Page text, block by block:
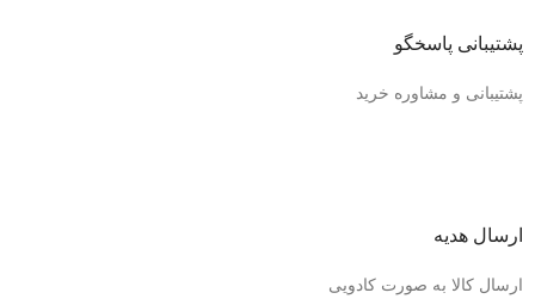
پشتیبانی پاسخگو
پشتیبانی و مشاوره خرید
ارسال هدیه
ارسال کالا به صورت کادویی